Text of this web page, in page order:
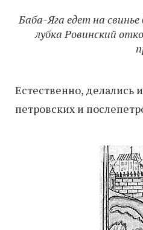
Баба-Яга едет на
лубка Ровинский
Естественно, делались
петровских и